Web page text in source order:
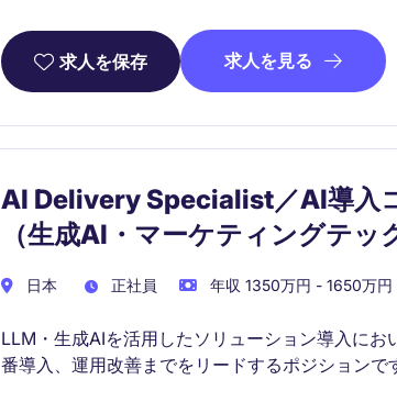
求人を保存 求人を見る
AI Delivery Specialist／AI導入
（生成AI・マーケティングテッ
日本 正社員 年収 1350万円 - 1650万円
LLM・生成AIを活用したソリューション導入に
番導入、運用改善までをリードするポジションで